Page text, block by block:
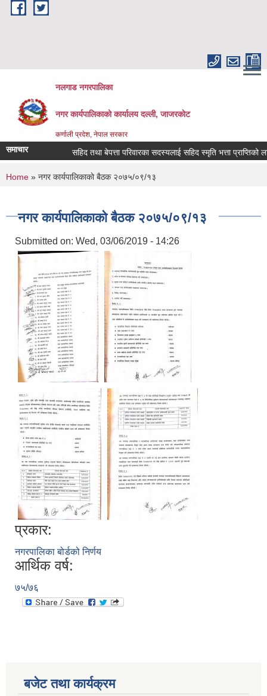
Skip to main content
नलगाड नगरपालिका
नगर कार्यपालिकाको कार्यालय दल्ली, जाजरकाेट
कर्णाली प्रदेश, नेपाल सरकार
समाचार सहिद तथा बेपत्ता परिवारका सदस्यलाई सहिद स्मृति भत्ता प्राप्तिको लागि
You are here
Home » नगर कार्यपालिकाकाे बैठक २०७५/०९/१३
नगर कार्यपालिकाकाे बैठक २०७५/०९/१३
Submitted on: Wed, 03/06/2019 - 14:26
प्रकार:
नगरपालिका बोर्डको निर्णय
आर्थिक वर्ष:
७५/७६
बजेट तथा कार्यक्रम